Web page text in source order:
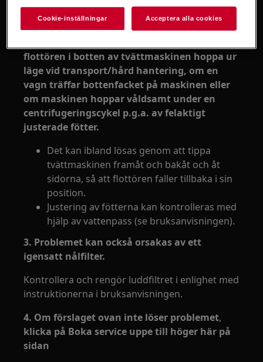
strömförsörjningen och slå på den igen
efter ungefär en minut.
flottören i botten av tvättmaskinen hoppa ur
läge vid transport/hård hantering, om en
vagn träffar bottenfacket på maskinen eller
om maskinen hoppar våldsamt under en
centrifugeringscykel p.g.a. av felaktigt
justerade fötter.
Det kan ibland lösas genom att tippa
tvättmaskinen framåt och bakåt och åt
sidorna, så att flottören faller tillbaka i sin
position.
Justering av fötterna kan kontrolleras med
hjälp av vattenpass (se bruksanvisningen).
3. Problemet kan också orsakas av ett
igensatt nålfilter.
Kontrollera och rengör luddfiltret i enlighet med
instruktionerna i bruksanvisningen.
4. Om förslaget ovan inte löser problemet,
klicka på Boka service uppe till höger här på
sidan
Cookie-inställningar Acceptera alla cookies